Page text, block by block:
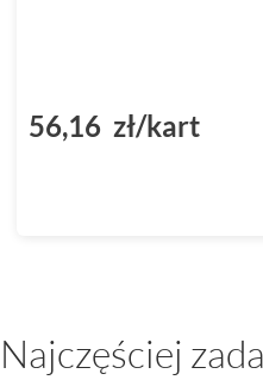
56,16 zł/kart
Najczęściej